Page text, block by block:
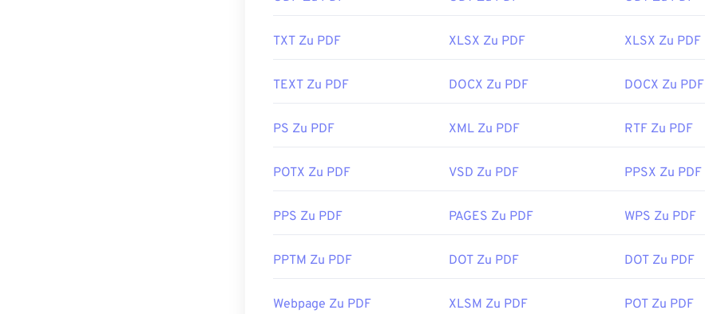
https://acrobat.adobe.com/us/en/why-adobe/about-adobe-pdf.html
TXT Zu PDF XLSX Zu PDF XLSX Zu PDF
TEXT Zu PDF DOCX Zu PDF DOCX Zu PDF
PS Zu PDF XML Zu PDF RTF Zu PDF
POTX Zu PDF VSD Zu PDF PPSX Zu PDF
PPS Zu PDF PAGES Zu PDF WPS Zu PDF
PPTM Zu PDF DOT Zu PDF DOT Zu PDF
Webpage Zu PDF XLSM Zu PDF POT Zu PDF